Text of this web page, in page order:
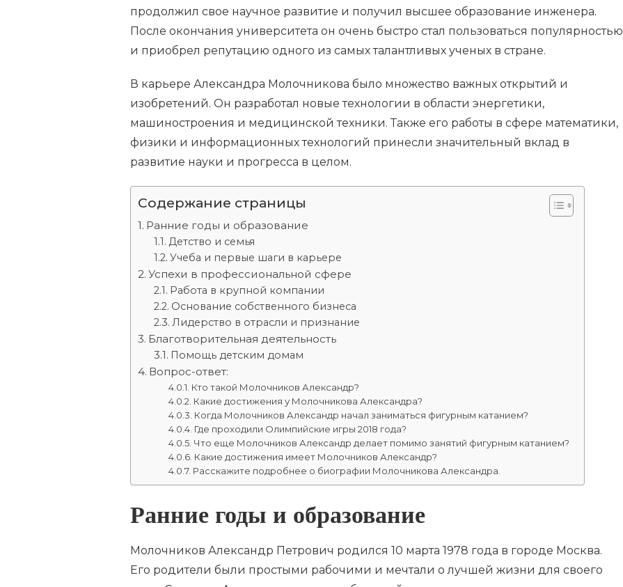
продолжил свое научное развитие и получил высшее образование инженера.
После окончания университета он очень быстро стал пользоваться популярностью
и приобрел репутацию одного из самых талантливых ученых в стране.
В карьере Александра Молочникова было множество важных открытий и
изобретений. Он разработал новые технологии в области энергетики,
машиностроения и медицинской техники. Также его работы в сфере математики,
физики и информационных технологий принесли значительный вклад в
развитие науки и прогресса в целом.
Содержание страницы
Ранние годы и образование
Детство и семья
Учеба и первые шаги в карьере
Успехи в профессиональной сфере
Работа в крупной компании
Основание собственного бизнеса
Лидерство в отрасли и признание
Благотворительная деятельность
Помощь детским домам
Вопрос-ответ:
Кто такой Молочников Александр?
Какие достижения у Молочникова Александра?
Когда Молочников Александр начал заниматься фигурным катанием?
Где проходили Олимпийские игры 2018 года?
Что еще Молочников Александр делает помимо занятий фигурным катанием?
Какие достижения имеет Молочников Александр?
Расскажите подробнее о биографии Молочникова Александра.
Ранние годы и образование
Молочников Александр Петрович родился 10 марта 1978 года в городе Москва.
Его родители были простыми рабочими и мечтали о лучшей жизни для своего